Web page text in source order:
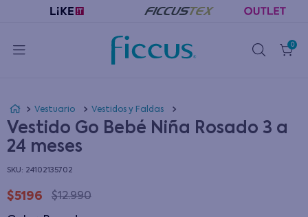
0
Vestuario Vestidos y Faldas
Vestido Go Bebé Niña Rosado 3 a
24 meses
: 24102135702
$5196 $12.990